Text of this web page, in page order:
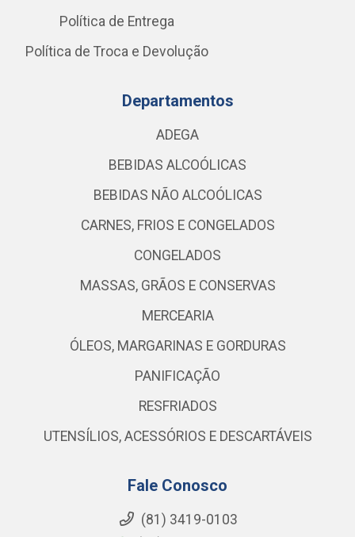
Política de Entrega
Política de Troca e Devolução
Departamentos
ADEGA
BEBIDAS ALCOÓLICAS
BEBIDAS NÃO ALCOÓLICAS
CARNES, FRIOS E CONGELADOS
CONGELADOS
MASSAS, GRÃOS E CONSERVAS
MERCEARIA
ÓLEOS, MARGARINAS E GORDURAS
PANIFICAÇÃO
RESFRIADOS
UTENSÍLIOS, ACESSÓRIOS E DESCARTÁVEIS
Fale Conosco
(81) 3419-0103